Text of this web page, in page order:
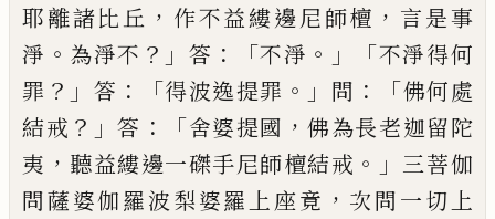
耶離諸比丘 ， 作不益縷邊尼師檀 ， 言是事
淨 。 為淨不 ？」 答 ：「不淨 。」「不淨得何
罪 ？」 答 ：「得波逸提罪 。」 問 ： 「佛何處
結戒 ？」答 ：「舍婆提國 ，佛為長老迦留陀
夷 ， 聽益縷邊一磔手尼師檀結戒 。」 三菩伽
問薩婆伽羅波梨婆羅上座竟 ， 次問一切上